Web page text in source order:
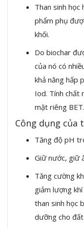
Than sinh học
phẩm phụ
khối.
Do biochar
của nó có
khả năng hấp
Iod. Tính chất
mặt riêng BET.
Công dụng của
Tăng độ pH
Giữ nước, giữ
Tăng cường
giảm lượng
than sinh học
dưỡng cho